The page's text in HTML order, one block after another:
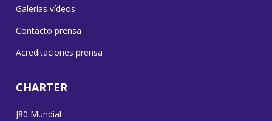
Galerías vídeos
Contacto prensa
Acreditaciones prensa
CHARTER
J80 Mundial